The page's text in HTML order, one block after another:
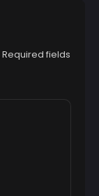
Required fields